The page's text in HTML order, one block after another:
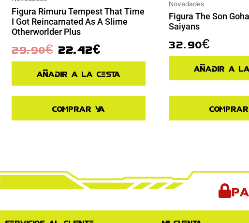
Figura Rimuru Tempest That Time
I Got Reincarnated As A Slime
Otherworlder Plus
29.90€ 22.42€
Añadir a la cesta
Comprar ya
Novedades
Figura The Son
Saiyans
32.90€
Añadir a